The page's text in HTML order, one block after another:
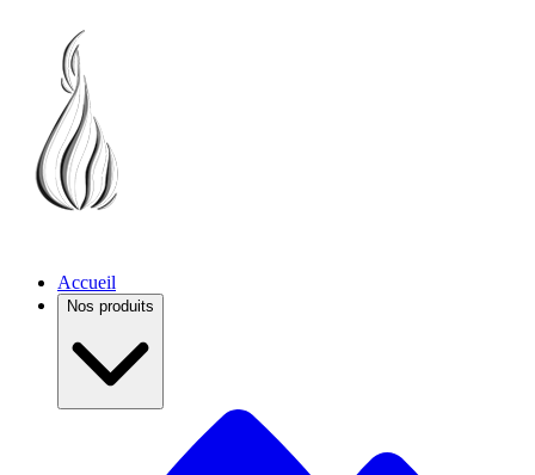
Accueil
Nos produits